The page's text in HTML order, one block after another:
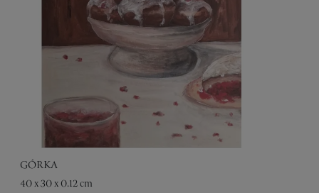
GÓRKA
40 x 30 x 0.12 cm